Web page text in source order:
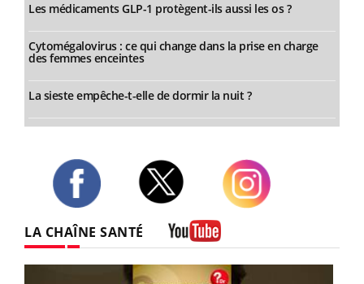
Les médicaments GLP-1 protègent-ils aussi les os ?
Cytomégalovirus : ce qui change dans la prise en charge
des femmes enceintes
La sieste empêche-t-elle de dormir la nuit ?
LA CHAÎNE SANTÉ